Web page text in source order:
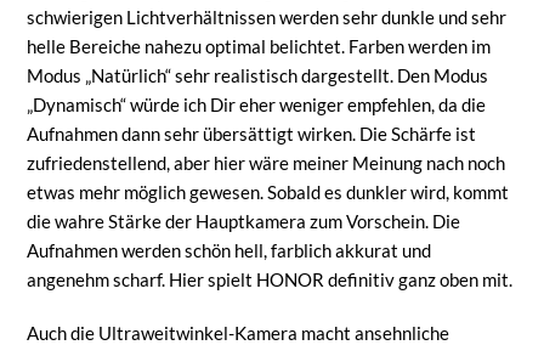
schwierigen Lichtverhältnissen werden sehr dunkle und sehr
helle Bereiche nahezu optimal belichtet. Farben werden im
Modus „Natürlich“ sehr realistisch dargestellt. Den Modus
„Dynamisch“ würde ich Dir eher weniger empfehlen, da die
Aufnahmen dann sehr übersättigt wirken. Die Schärfe ist
zufriedenstellend, aber hier wäre meiner Meinung nach noch
etwas mehr möglich gewesen. Sobald es dunkler wird, kommt
die wahre Stärke der Hauptkamera zum Vorschein. Die
Aufnahmen werden schön hell, farblich akkurat und
angenehm scharf. Hier spielt HONOR definitiv ganz oben mit.
Auch die Ultraweitwinkel-Kamera macht ansehnliche